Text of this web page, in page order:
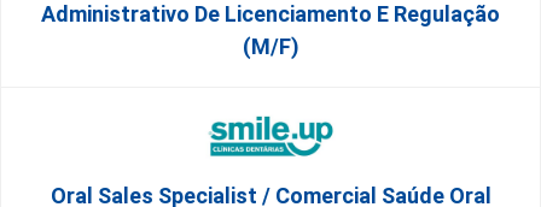
Administrativo De Licenciamento E Regulação
(M/F)
Oral Sales Specialist / Comercial Saúde Oral